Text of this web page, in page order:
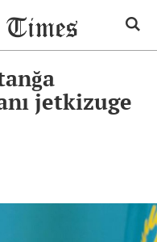
jetkizuge